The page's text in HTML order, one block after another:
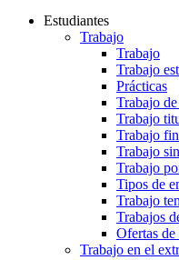
Estudiantes
Trabajo
Trabajo
Trabajo
Prácticas
Trabajo
Trabajo
Trabajo
Trabajo
Trabajo
Tipos de
Trabajo
Trabajos
Ofertas de
Trabajo en el